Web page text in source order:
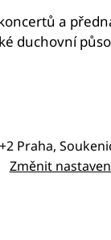
a
duchovní
Praha,
Změnit